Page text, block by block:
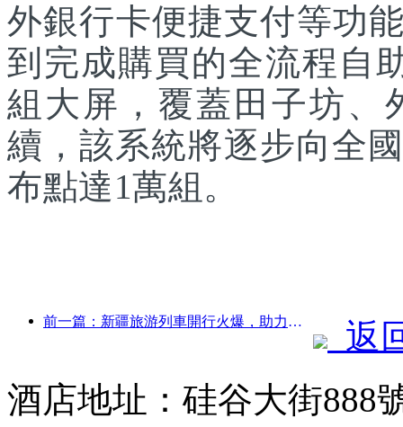
外銀行卡便捷支付等功
到完成購買的全流程自
組大屏，覆蓋田子坊、
續，該系統將逐步向全
布點達1萬組。
前一篇：新疆旅游列車開行火爆，助力文旅經濟蓬勃發展
返
酒店地址：硅谷大街888